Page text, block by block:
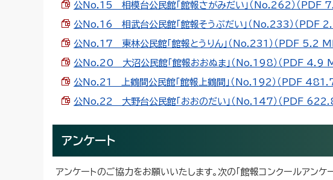
公No.15 相模台公民館「館報さがみだい」（No.262）（PDF
公No.16 相武台公民館「館報そうぶだい」（No.233）（PDF
公No.17 東林公民館「館報とうりん」（No.231）（PDF 5.2
公No.20 大沼公民館「館報おおぬま」（No.198）（PDF 4.9
公No.21 上鶴間公民館「館報上鶴間」（No.192）（PDF
公No.22 大野台公民館「おおのだい」（No.147）（PDF
アンケート
アンケートのご協力をお願いいたします。次の「館報コンクールアンケ